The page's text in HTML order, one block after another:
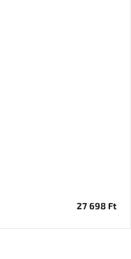
27 698 Ft